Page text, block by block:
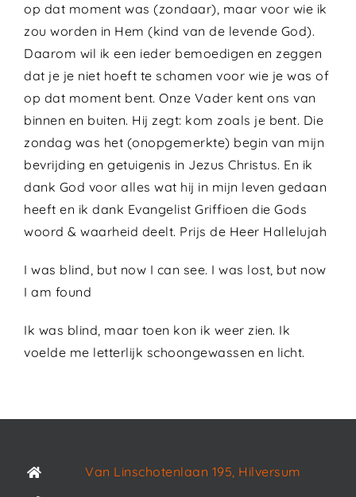
op dat moment was (zondaar), maar voor wie ik
zou worden in Hem (kind van de levende God).
Daarom wil ik een ieder bemoedigen en zeggen
dat je je niet hoeft te schamen voor wie je was of
op dat moment bent. Onze Vader kent ons van
binnen en buiten. Hij zegt: kom zoals je bent. Die
zondag was het (onopgemerkte) begin van mijn
bevrijding en getuigenis in Jezus Christus. En ik
dank God voor alles wat hij in mijn leven gedaan
heeft en ik dank Evangelist Griffioen die Gods
woord & waarheid deelt. Prijs de Heer Hallelujah
I was blind, but now I can see. I was lost, but now
I am found
Ik was blind, maar toen kon ik weer zien. Ik
voelde me letterlijk schoongewassen en licht.
Van Linschotenlaan 195, Hilversum